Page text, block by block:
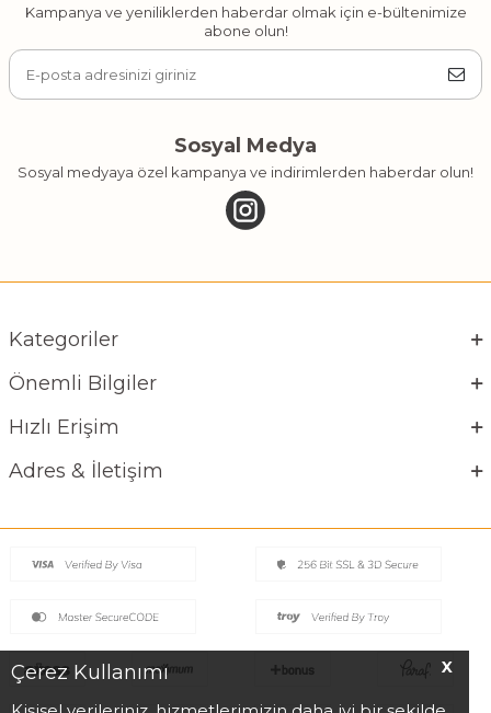
X
Çerez Kullanımı
Kampanya ve yeniliklerden haberdar olmak için e-bültenimize
abone olun!
Sosyal Medya
Sosyal medyaya özel kampanya ve indirimlerden haberdar olun!
Kategoriler
Önemli Bilgiler
Hızlı Erişim
Adres & İletişim